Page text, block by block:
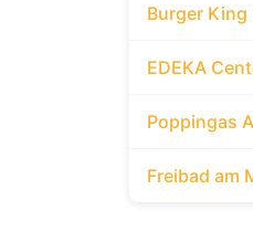
Burger King
EDEKA
Poppingas
Freibad am